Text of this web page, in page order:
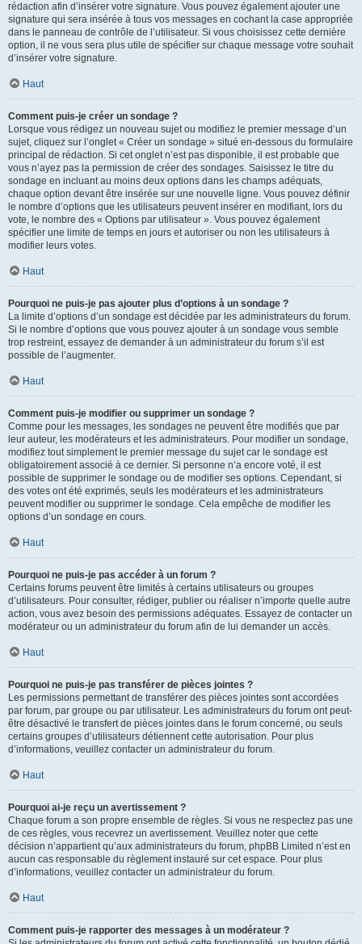
rédaction afin d’insérer votre signature. Vous pouvez également ajouter une
signature qui sera insérée à tous vos messages en cochant la case appropriée
dans le panneau de contrôle de l’utilisateur. Si vous choisissez cette dernière
option, il ne vous sera plus utile de spécifier sur chaque message votre souhait
d’insérer votre signature.
Haut
Comment puis-je créer un sondage ?
Lorsque vous rédigez un nouveau sujet ou modifiez le premier message d’un
sujet, cliquez sur l’onglet « Créer un sondage » situé en-dessous du formulaire
principal de rédaction. Si cet onglet n’est pas disponible, il est probable que
vous n’ayez pas la permission de créer des sondages. Saisissez le titre du
sondage en incluant au moins deux options dans les champs adéquats,
chaque option devant être insérée sur une nouvelle ligne. Vous pouvez définir
le nombre d’options que les utilisateurs peuvent insérer en modifiant, lors du
vote, le nombre des « Options par utilisateur ». Vous pouvez également
spécifier une limite de temps en jours et autoriser ou non les utilisateurs à
modifier leurs votes.
Haut
Pourquoi ne puis-je pas ajouter plus d’options à un sondage ?
La limite d’options d’un sondage est décidée par les administrateurs du forum.
Si le nombre d’options que vous pouvez ajouter à un sondage vous semble
trop restreint, essayez de demander à un administrateur du forum s’il est
possible de l’augmenter.
Haut
Comment puis-je modifier ou supprimer un sondage ?
Comme pour les messages, les sondages ne peuvent être modifiés que par
leur auteur, les modérateurs et les administrateurs. Pour modifier un sondage,
modifiez tout simplement le premier message du sujet car le sondage est
obligatoirement associé à ce dernier. Si personne n’a encore voté, il est
possible de supprimer le sondage ou de modifier ses options. Cependant, si
des votes ont été exprimés, seuls les modérateurs et les administrateurs
peuvent modifier ou supprimer le sondage. Cela empêche de modifier les
options d’un sondage en cours.
Haut
Pourquoi ne puis-je pas accéder à un forum ?
Certains forums peuvent être limités à certains utilisateurs ou groupes
d’utilisateurs. Pour consulter, rédiger, publier ou réaliser n’importe quelle autre
action, vous avez besoin des permissions adéquates. Essayez de contacter un
modérateur ou un administrateur du forum afin de lui demander un accès.
Haut
Pourquoi ne puis-je pas transférer de pièces jointes ?
Les permissions permettant de transférer des pièces jointes sont accordées
par forum, par groupe ou par utilisateur. Les administrateurs du forum ont peut-
être désactivé le transfert de pièces jointes dans le forum concerné, ou seuls
certains groupes d’utilisateurs détiennent cette autorisation. Pour plus
d’informations, veuillez contacter un administrateur du forum.
Haut
Pourquoi ai-je reçu un avertissement ?
Chaque forum a son propre ensemble de règles. Si vous ne respectez pas une
de ces règles, vous recevrez un avertissement. Veuillez noter que cette
décision n’appartient qu’aux administrateurs du forum, phpBB Limited n’est en
aucun cas responsable du règlement instauré sur cet espace. Pour plus
d’informations, veuillez contacter un administrateur du forum.
Haut
Comment puis-je rapporter des messages à un modérateur ?